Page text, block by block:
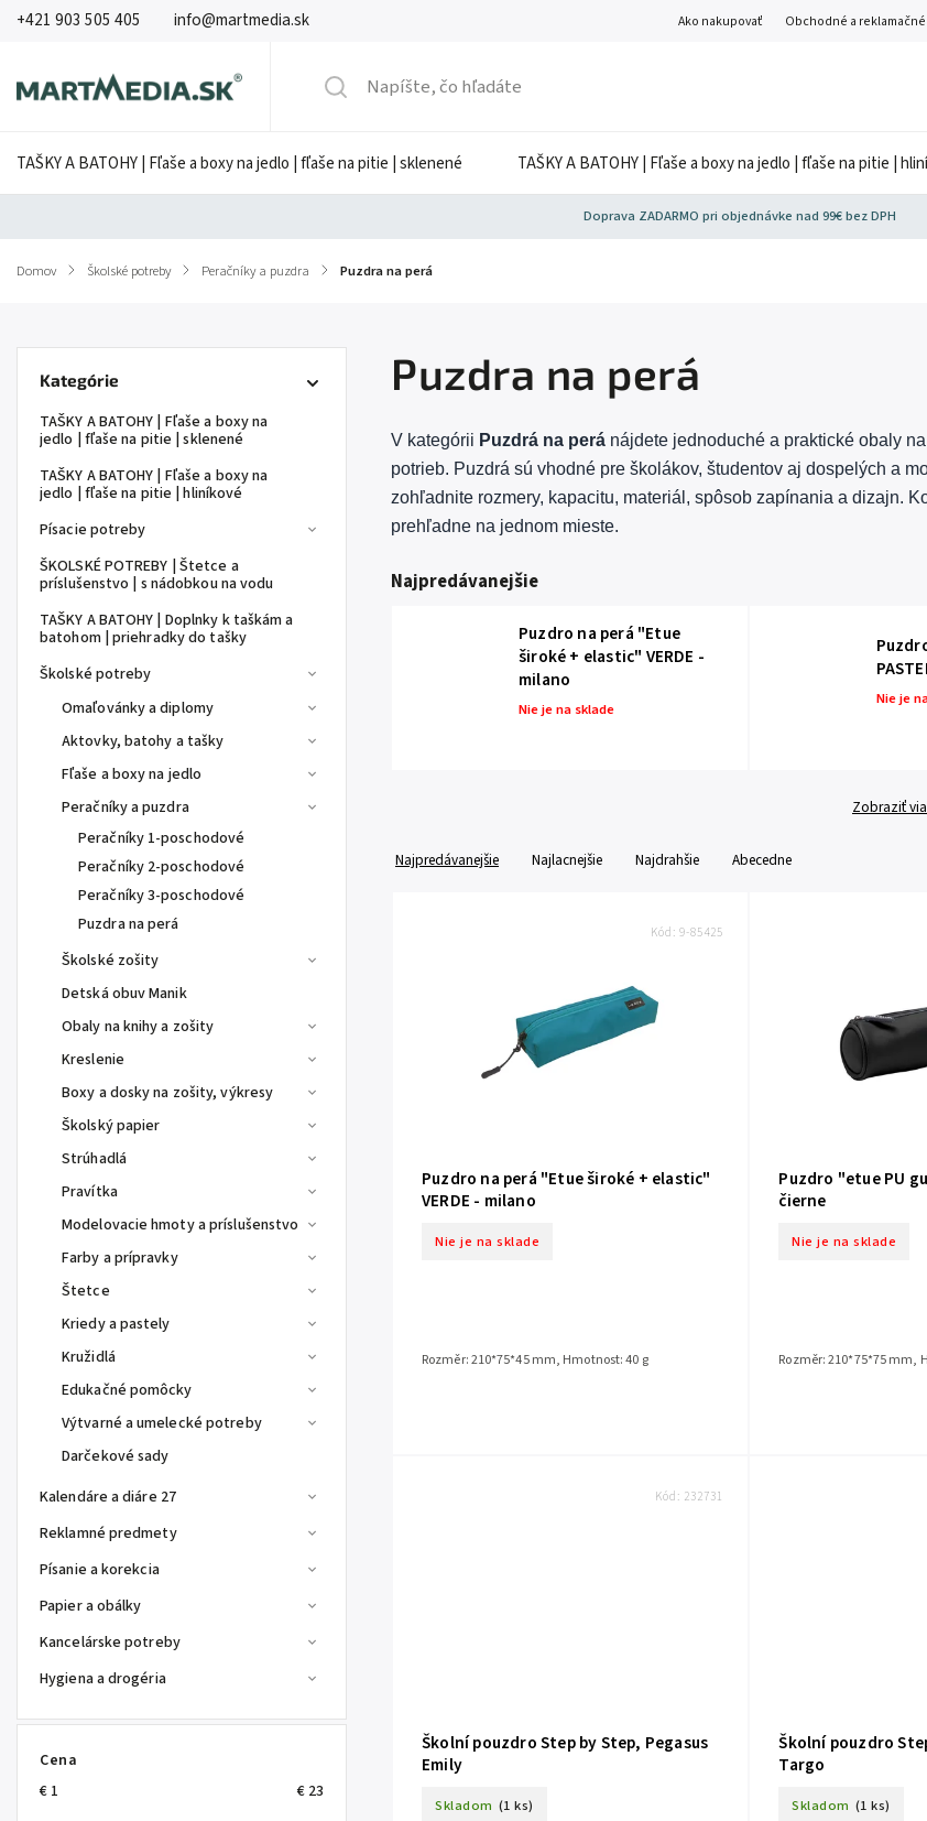
+421 903 505 405 info@martmedia.sk Ako nakupovať Obchodné a
TAŠKY A BATOHY | Fľaše a boxy na jedlo | fľaše na pitie | sklenené TAŠKY A BATOHY | Fľaše a boxy na jedlo | fľaše na pitie |
Doprava ZADARMO pri objednávke nad 99€ bez DPH
Domov / Školské potreby / Peračníky a puzdra / Puzdra na perá
Kategórie
TAŠKY A BATOHY | Fľaše a boxy na
jedlo | fľaše na pitie | sklenené
TAŠKY A BATOHY | Fľaše a boxy na
jedlo | fľaše na pitie | hliníkové
Písacie potreby
ŠKOLSKÉ POTREBY | Štetce a
príslušenstvo | s nádobkou na vodu
TAŠKY A BATOHY | Doplnky k taškám a
batohom | priehradky do tašky
Školské potreby
Omaľovánky a diplomy
Aktovky, batohy a tašky
Fľaše a boxy na jedlo
Peračníky a puzdra
Peračníky 1-poschodové
Peračníky 2-poschodové
Peračníky 3-poschodové
Puzdra na perá
Školské zošity
Detská obuv Manik
Obaly na knihy a zošity
Kreslenie
Boxy a dosky na zošity, výkresy
Školský papier
Strúhadlá
Pravítka
Modelovacie hmoty a príslušenstvo
Farby a prípravky
Štetce
Kriedy a pastely
Kružidlá
Edukačné pomôcky
Výtvarné a umelecké potreby
Darčekové sady
Kalendáre a diáre 27
Reklamné predmety
Písanie a korekcia
Papier a obálky
Kancelárske potreby
Hygiena a drogéria
Cena
€ 1 € 23
Puzdra na perá
V kategórii Puzdrá na perá nájdete jednoduché a praktické obaly
potrieb. Puzdrá sú vhodné pre školákov, študentov aj dospelých a
zohľadnite rozmery, kapacitu, materiál, spôsob zapínania a dizajn.
prehľadne na jednom mieste.
Najpredávanejšie
Puzdro na perá "Etue
široké + elastic" VERDE -
milano
Nie je na sklade
Nie je
Zobraziť
Najpredávanejšie Najlacnejšie Najdrahšie Abecedne
Puzdro na perá "Etue široké + elastic"
VERDE - milano
Nie je na sklade
Rozměr: 210*75*45 mm, Hmotnost: 40 g
Kód:9-85425
Puzdro "etue PU
čierne
Nie je na sklade
Rozměr: 210*75*75 mm,
Školní pouzdro Step by Step, Pegasus
Emily
Skladom (1 ks)
Kód: 232731
Školní pouzdro
Targo
Skladom (1 ks)